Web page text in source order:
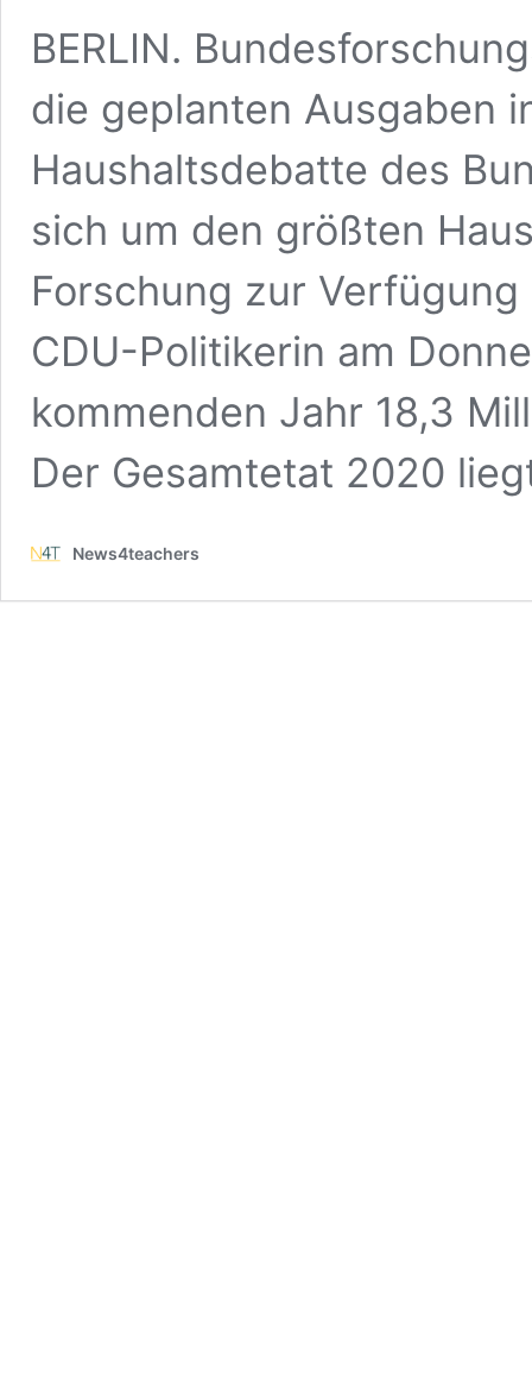
BERLIN.
die geplanten Ausgaben
Haushaltsdebatte des
sich um den größten
Forschung zur
CDU-Politikerin am
kommenden Jahr 18,3
Der Gesamtetat 2020
News4teachers